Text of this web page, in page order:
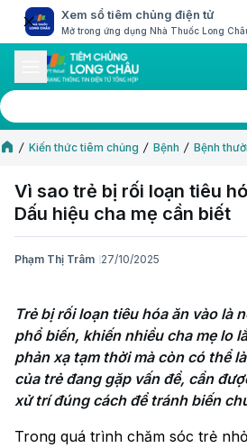
Xem sổ tiêm chủng điện tử
Mở trong ứng dụng Nhà Thuốc Long
Kiến thức tiêm chủng Bệnh Bệnh
Vì sao trẻ bị rối loạn tiêu
Dấu hiệu cha mẹ cần biết
Phạm Thị Trâm 27/10/2025
Trẻ bị rối loạn tiêu hóa ăn vào là
phổ biến, khiến nhiều cha mẹ lo
phản xạ tạm thời mà còn có thể
của trẻ đang gặp vấn đề, cần
Trong quá trình chăm sóc trẻ